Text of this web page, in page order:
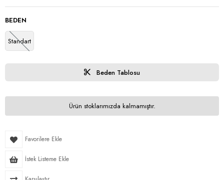
BEDEN
Standart
Beden Tablosu
Ürün stoklarımızda kalmamıştır.
Favorilere Ekle
İstek Listeme Ekle